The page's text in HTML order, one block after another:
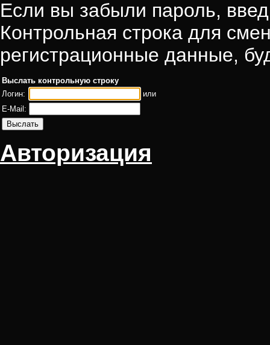
Если вы забыли пароль,
Контрольная строка для
регистрационные данные,
Выслать контрольную строку
Логин:
или
E-Mail:
Авторизация